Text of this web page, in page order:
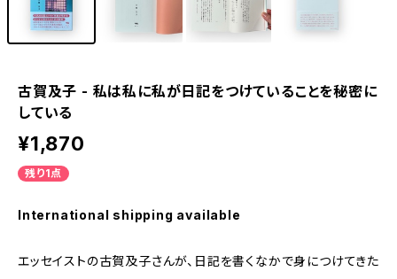
古賀及子 - 私は私に私が日記をつけていることを秘密に
している
¥1,870
残り1点
International shipping available
エッセイストの古賀及子さんが、日記を書くなかで身につけてきた